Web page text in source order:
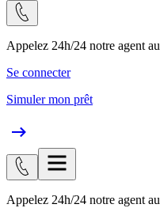
Appelez 24h/24 notre agent au
Se connecter
Simuler mon prêt
Appelez 24h/24 notre agent au